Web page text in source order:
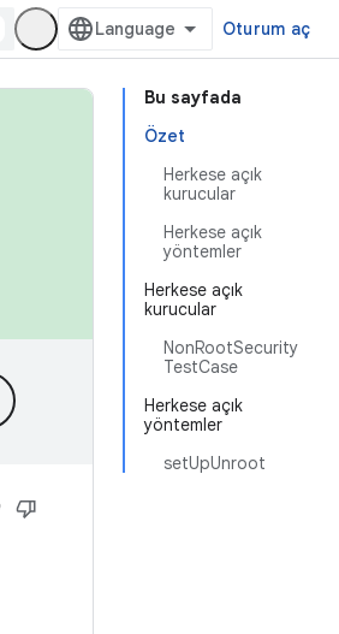
Oturum aç
Bu sayfada
Özet
Herkese açık
kurucular
Herkese açık
yöntemler
Herkese açık
kurucular
NonRootSecurity
TestCase
Herkese açık
yöntemler
setUpUnroot